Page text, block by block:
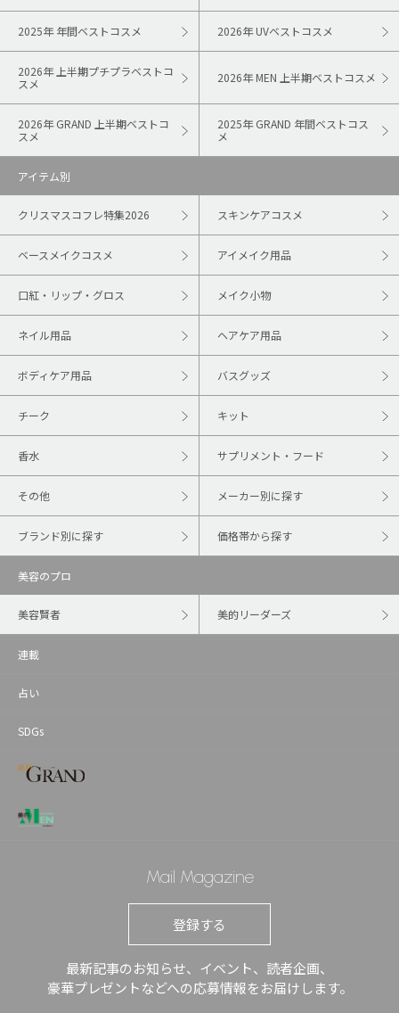
2025年 年間ベストコスメ 2026年 UVベストコスメ
2026年 上半期プチプラベストコ
スメ
2026年 MEN 上半期ベストコスメ
2026年 GRAND 上半期ベストコ
スメ
2025年 GRAND 年間ベストコス
メ
アイテム別
クリスマスコフレ特集2026 スキンケアコスメ
ベースメイクコスメ アイメイク用品
口紅・リップ・グロス メイク小物
ネイル用品 ヘアケア用品
ボディケア用品 バスグッズ
チーク キット
香水 サプリメント・フード
その他 メーカー別に探す
ブランド別に探す 価格帯から探す
美容のプロ
美容賢者 美的リーダーズ
連載
占い
SDGs
Mail Magazine
登録する
最新記事のお知らせ、イベント、読者企画、
豪華プレゼントなどへの応募情報をお届けします。